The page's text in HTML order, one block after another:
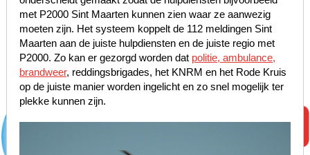
met P2000 Sint Maarten kunnen zien waar ze aanwezig
moeten zijn. Het systeem koppelt de 112 meldingen Sint
Maarten aan de juiste hulpdiensten en de juiste regio met
P2000. Zo kan er gezorgd worden dat politie, ambulance,
brandweer, reddingsbrigades, het KNRM en het Rode Kruis
op de juiste manier worden ingelicht en zo snel mogelijk ter
plekke kunnen zijn.